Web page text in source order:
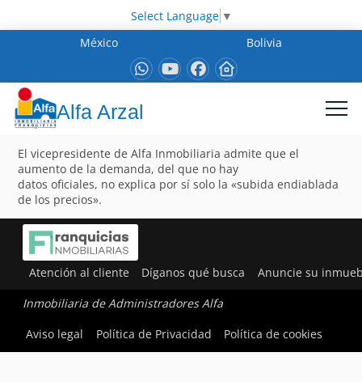
Select Language ▼
México
Bolivia
Alfa Arzal
El vicepresidente de Alfa Inmobiliaria admite que el
aumento de la demanda, del que no hay
datos oficiales, no explica por sí solo la «subida endiablada
de los precios».
Atención al cliente Díganos qué busca Anuncie su
Inmobiliaria de Administradores Alfa
Aviso legal
Política de Privacidad Política de cookies